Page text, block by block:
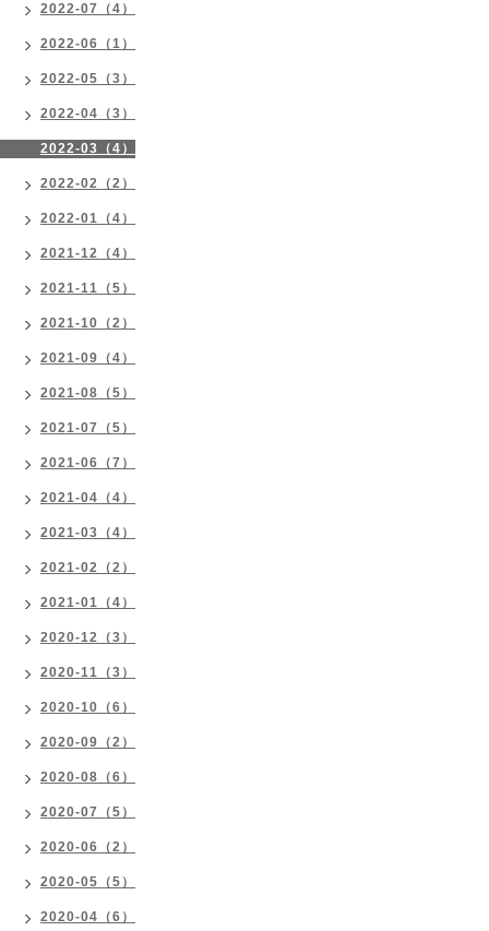
2022-07（4）
2022-06（1）
2022-05（3）
2022-04（3）
2022-03（4）
2022-02（2）
2022-01（4）
2021-12（4）
2021-11（5）
2021-10（2）
2021-09（4）
2021-08（5）
2021-07（5）
2021-06（7）
2021-04（4）
2021-03（4）
2021-02（2）
2021-01（4）
2020-12（3）
2020-11（3）
2020-10（6）
2020-09（2）
2020-08（6）
2020-07（5）
2020-06（2）
2020-05（5）
2020-04（6）